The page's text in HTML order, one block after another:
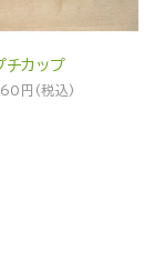
チカップ
円(税込)